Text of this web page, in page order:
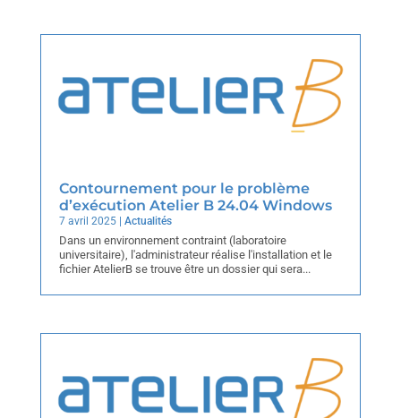
Contournement pour le problème
d’exécution Atelier B 24.04 Windows
7 avril 2025| Actualités
Dans un environnement contraint (laboratoire
universitaire), l'administrateur réalise l'installation et le
fichier AtelierB se trouve être un dossier qui sera...